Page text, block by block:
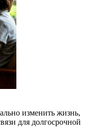
изменить жизнь,
для долгосрочной